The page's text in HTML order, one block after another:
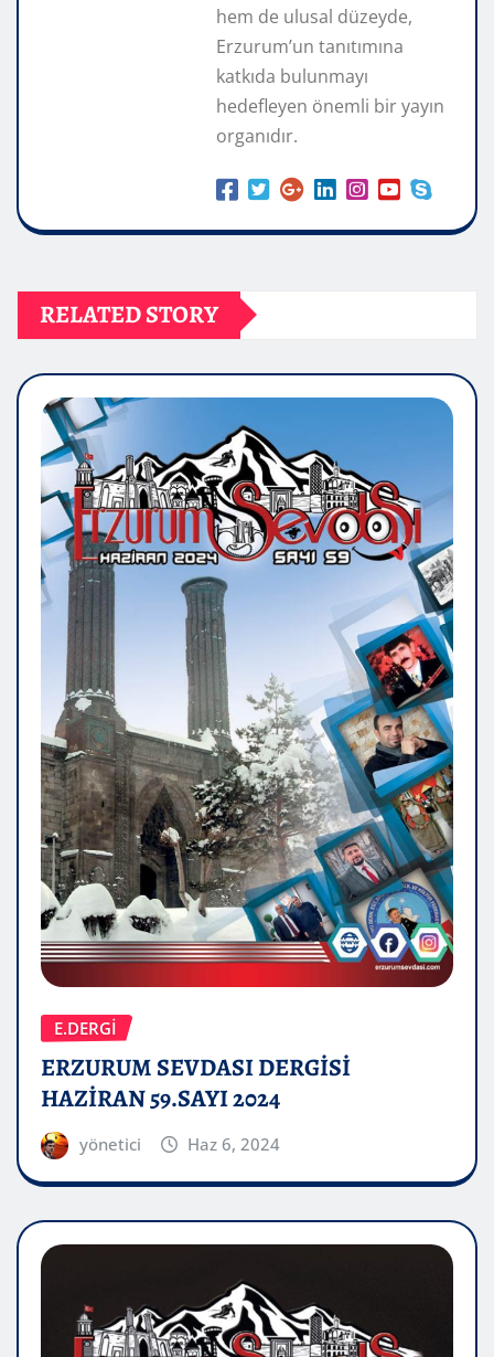
hem de ulusal düzeyde,
Erzurum’un tanıtımına
katkıda bulunmayı
hedefleyen önemli bir yayın
organıdır.
RELATED STORY
E.DERGİ
ERZURUM SEVDASI DERGİSİ
HAZİRAN 59.SAYI 2024
yönetici Haz 6, 2024